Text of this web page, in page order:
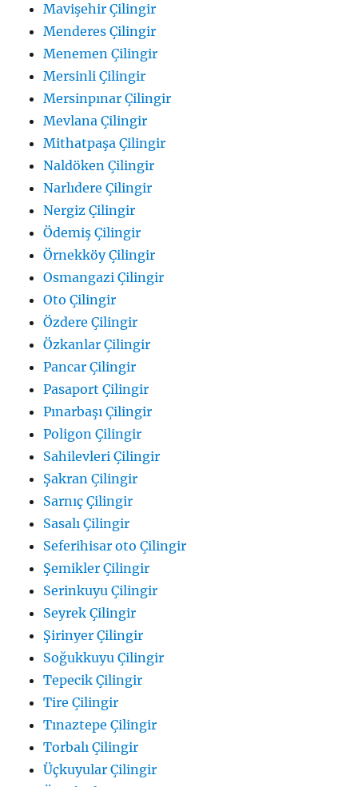
Mavişehir Çilingir
Menderes Çilingir
Menemen Çilingir
Mersinli Çilingir
Mersinpınar Çilingir
Mevlana Çilingir
Mithatpaşa Çilingir
Naldöken Çilingir
Narlıdere Çilingir
Nergiz Çilingir
Ödemiş Çilingir
Örnekköy Çilingir
Osmangazi Çilingir
Oto Çilingir
Özdere Çilingir
Özkanlar Çilingir
Pancar Çilingir
Pasaport Çilingir
Pınarbaşı Çilingir
Poligon Çilingir
Sahilevleri Çilingir
Şakran Çilingir
Sarnıç Çilingir
Sasalı Çilingir
Seferihisar oto Çilingir
Şemikler Çilingir
Serinkuyu Çilingir
Seyrek Çilingir
Şirinyer Çilingir
Soğukkuyu Çilingir
Tepecik Çilingir
Tire Çilingir
Tınaztepe Çilingir
Torbalı Çilingir
Üçkuyular Çilingir